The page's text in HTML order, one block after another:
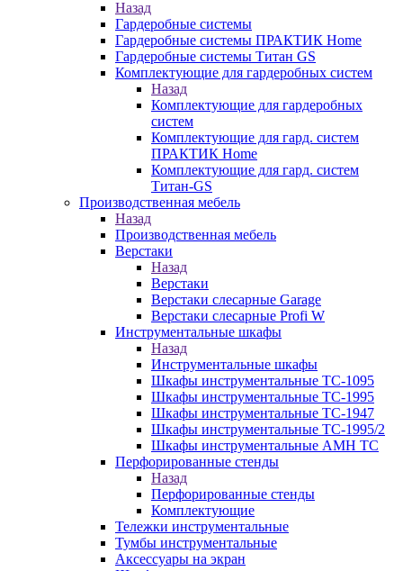
Назад
Гардеробные системы
Гардеробные системы ПРАКТИК Home
Гардеробные системы Титан GS
Комплектующие для гардеробных систем
Назад
Комплектующие для гардеробных
систем
Комплектующие для гард. систем
ПРАКТИК Home
Комплектующие для гард. систем
Титан-GS
Производственная мебель
Назад
Производственная мебель
Верстаки
Назад
Верстаки
Верстаки слесарные Garage
Верстаки слесарные Profi W
Инструментальные шкафы
Назад
Инструментальные шкафы
Шкафы инструментальные TC-1095
Шкафы инструментальные TC-1995
Шкафы инструментальные TC-1947
Шкафы инструментальные TC-1995/2
Шкафы инструментальные AMH TC
Перфорированные стенды
Назад
Перфорированные стенды
Комплектующие
Тележки инструментальные
Тумбы инструментальные
Аксессуары на экран